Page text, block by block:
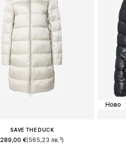
SAVE THE DUCK
289,00 €(565,23 лв.³)
Ново